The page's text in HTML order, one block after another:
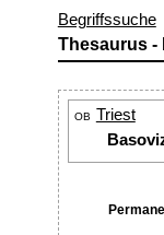
Begriffssuche
Thesaurus -
OB Triest